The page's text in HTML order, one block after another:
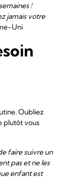
!
jamais votre
Uni
Oubliez
plutôt vous
faire suivre un
pas et ne les
enfant est